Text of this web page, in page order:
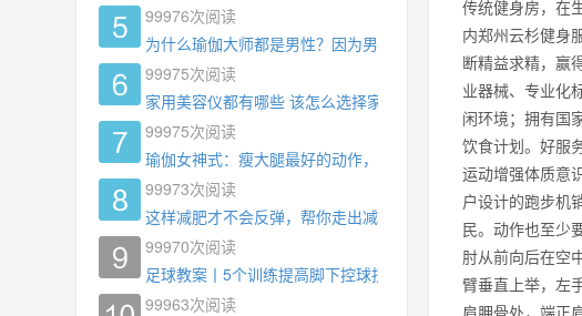
传统健身房，在
内郑州云杉健身
断精益求精，赢
业器械、专业化
闲环境；拥有国
饮食计划。好服
运动增强体质意
户设计的跑步机
民。动作也至
肘从前向后在空
臂垂直上举，左
肩胛骨处，端正
99976次阅读
为什么瑜伽大师都是男性？因为男权，让女性失去同等的机会
99975次阅读
家用美容仪都有哪些 该怎么选择家用美容仪
99975次阅读
瑜伽女神式：瘦大腿最好的动作，没有之一，为什么你练了没
99973次阅读
这样减肥才不会反弹，帮你走出减肥瓶颈
99970次阅读
足球教案丨5个训练提高脚下控球技术
99963次阅读